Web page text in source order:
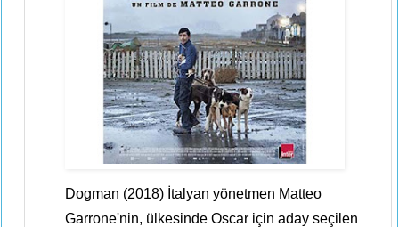
Dogman (2018) İtalyan yönetmen Matteo
Garrone'nin, ülkesinde Oscar için aday seçilen